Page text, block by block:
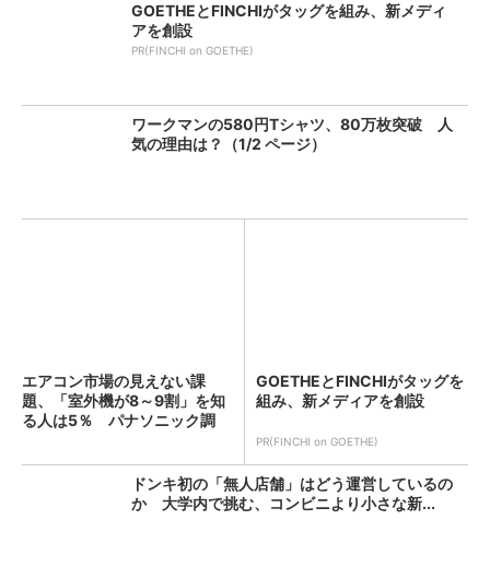
GOETHEとFINCHIがタッグを組み、新メディ
アを創設
PR(FINCHI on GOETHE)
ワークマンの580円Tシャツ、80万枚突破 人
気の理由は？（1/2 ページ）
エアコン市場の見えない課
題、「室外機が8～9割」を知
る人は5％ パナソニック調
GOETHEとFINCHIがタッグを
組み、新メディアを創設
PR(FINCHI on GOETHE)
ドンキ初の「無人店舗」はどう運営しているの
か 大学内で挑む、コンビニより小さな新...